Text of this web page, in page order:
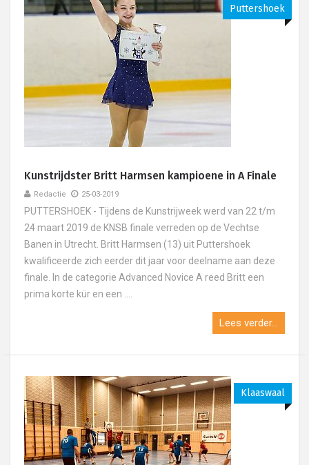
Puttershoek
Kunstrijdster Britt Harmsen kampioene in A Finale
Redactie 25-03-2019
PUTTERSHOEK - Tijdens de Kunstrijweek werd van 22 t/m
24 maart 2019 de KNSB finale verreden op de Vechtse
Banen in Utrecht. Britt Harmsen (13) uit Puttershoek
kwalificeerde zich eerder dit jaar voor deelname aan deze
finale. In de categorie Advanced Novice A reed Britt een
prima korte kür en een ....
Lees verder...
Klaaswaal